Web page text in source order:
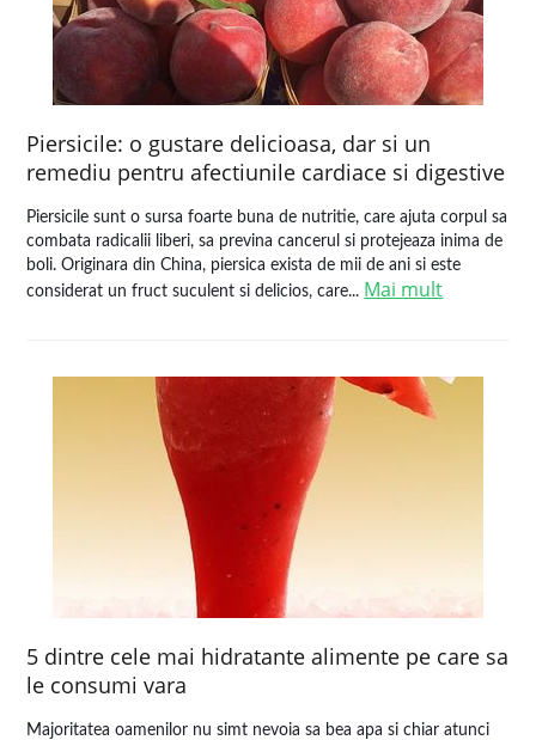
Piersicile: o gustare delicioasa, dar si un
remediu pentru afectiunile cardiace si digestive
Piersicile sunt o sursa foarte buna de nutritie, care ajuta corpul sa
combata radicalii liberi, sa previna cancerul si protejeaza inima de
boli. Originara din China, piersica exista de mii de ani si este
considerat un fruct suculent si delicios, care... Mai mult
5 dintre cele mai hidratante alimente pe care sa
le consumi vara
Majoritatea oamenilor nu simt nevoia sa bea apa si chiar atunci